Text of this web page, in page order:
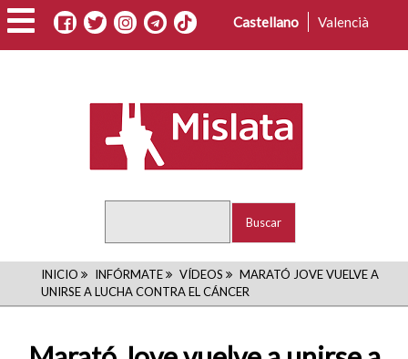
Pasar
al
contenido
Castellano Valencià
RUTA
DE
NAVEGACIÓN
INICIO INFÓRMATE VÍDEOS
MARATÓ JOVE VUELVE A
UNIRSE A LUCHA CONTRA EL CÁNCER